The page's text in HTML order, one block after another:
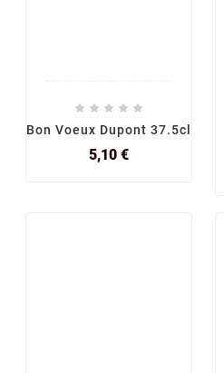
    
Bon Voeux Dupont 37.5cl
5,10 €Prix